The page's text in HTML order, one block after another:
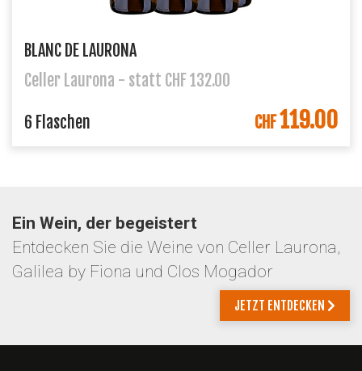
BLANC DE LAURONA
Celler Laurona - statt CHF 132.00
6 Flaschen CHF119.00
Ein Wein, der begeistert
Entdecken Sie die Weine von Celler Laurona,
Galilea by Fiona und Clos Mogador
JETZT ENTDECKEN